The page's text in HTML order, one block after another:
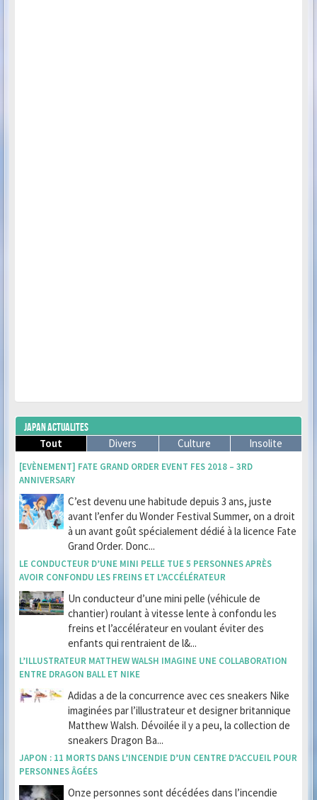
JAPAN ACTUALITES
Tout
Divers Culture Insolite
[EVÈNEMENT] FATE GRAND ORDER EVENT FES 2018 – 3RD
ANNIVERSARY
C’est devenu une habitude depuis 3 ans, juste
avant l’enfer du Wonder Festival Summer, on a droit
à un avant goût spécialement dédié à la licence Fate
Grand Order. Donc...
LE CONDUCTEUR D’UNE MINI PELLE TUE 5 PERSONNES APRÈS
AVOIR CONFONDU LES FREINS ET L’ACCÉLÉRATEUR
Un conducteur d’une mini pelle (véhicule de
chantier) roulant à vitesse lente à confondu les
freins et l’accélérateur en voulant éviter des
enfants qui rentraient de l&...
L’ILLUSTRATEUR MATTHEW WALSH IMAGINE UNE COLLABORATION
ENTRE DRAGON BALL ET NIKE
Adidas a de la concurrence avec ces sneakers Nike
imaginées par l’illustrateur et designer britannique
Matthew Walsh. Dévoilée il y a peu, la collection de
sneakers Dragon Ba...
JAPON : 11 MORTS DANS L’INCENDIE D’UN CENTRE D’ACCUEIL POUR
PERSONNES ÂGÉES
Onze personnes sont décédées dans l’incendie